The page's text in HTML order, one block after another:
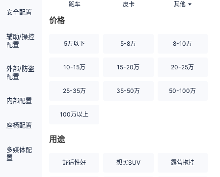
安全配置
辅助/操控
配置
外部/防盗
配置
内部配置
座椅配置
多媒体配
置
跑车 皮卡 其他
价格
5万以下 5-8万 8-10万
10-15万 15-20万 20-25万
25-35万 35-50万 50-100万
100万以上
用途
舒适性好 想买SUV 露营拖挂